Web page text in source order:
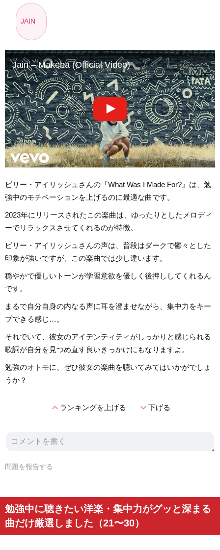
JAIN
Jain – Makeba (Official Video)
ビリー・アイリッシュさんの『What Was I Made For?』は、勉
強中のモチベーションを上げるのに最適な曲です。
2023年にリリースされたこの楽曲は、ゆったりとしたメロディ
ーでリラックスさせてくれるのが特徴。
ビリー・アイリッシュさんの声は、普段はダークで鬱々とした
印象が強いですが、この楽曲では少し違います。
穏やかで優しいトーンが学習意欲を優しく後押ししてくれるん
です。
まるで自分自身の内なる声に耳を澄ませながら、集中力をキー
プできる感じ…。
それでいて、彼女のアイデンティティがしっかりと感じられる
歌詞が自分を見つめ直す良いきっかけにもなりますよ。
勉強のオトモに、ぜひ彼女の楽曲を聴いてみてはいかがでしょ
うか？
expand_lessランキングを上げる expand_more下げる
問題を報告する
勉強中に聴きたい洋楽・集中力がグッと深まる
曲だけ厳選しました（21〜30）